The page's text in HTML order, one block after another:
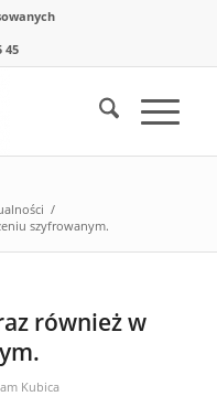
45
/
szyfrowanym.
również w
Kubica